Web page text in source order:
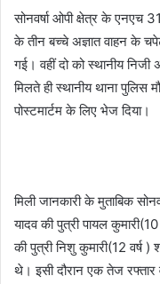
l
सोनवर्षा ओपी क्षेत्र के एनएच
के तीन बच्चे अज्ञात वाहन के
गई। वहीं दो को स्थानीय
मिलते ही स्थानीय थाना
पोस्टमार्टम के लिए भेज दिया।
मिली जानकारी के मुताबिक
यादव की पुत्री पायल
की पुत्री निशु कुमारी(12 वर्ष
थे। इसी दौरान एक तेज